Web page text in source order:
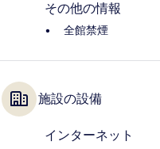
その他の情報
全館禁煙
施設の設備
インターネット